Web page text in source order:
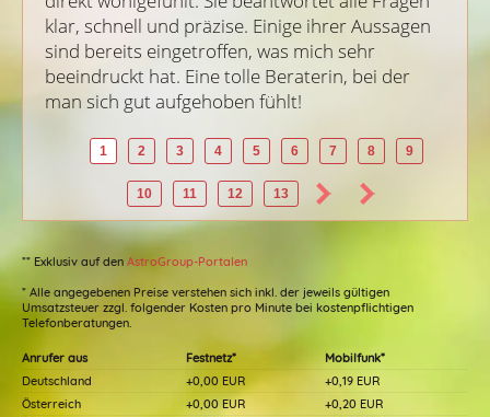
klar, schnell und präzise. Einige ihrer Aussagen
sind bereits eingetroffen, was mich sehr
beeindruckt hat. Eine tolle Beraterin, bei der
man sich gut aufgehoben fühlt!
1 2 3 4 5 6 7 8 9
10 11 12 13
** Exklusiv auf den AstroGroup-Portalen
* Alle angegebenen Preise verstehen sich inkl. der jeweils gültigen
Umsatzsteuer zzgl. folgender Kosten pro Minute bei kostenpflichtigen
Telefonberatungen.
Anrufer aus Festnetz*
Mobilfunk*
Deutschland
+0,00 EUR
+0,19 EUR
Österreich
+0,00 EUR
+0,20 EUR